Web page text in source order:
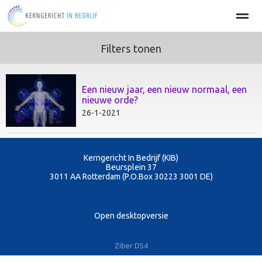
BEDRIJFSOPTIMALISATIE
Home Agenda Nieuws Zoeken
Filters tonen
Een nieuw jaar, een nieuw normaal, een
nieuwe orde?
26-1-2021
Kerngericht In Bedrijf (KIB)
Beursplein 37
3011 AA Rotterdam (P.O.Box 30223 3001 DE)
Open desktopversie
Ziber DS4